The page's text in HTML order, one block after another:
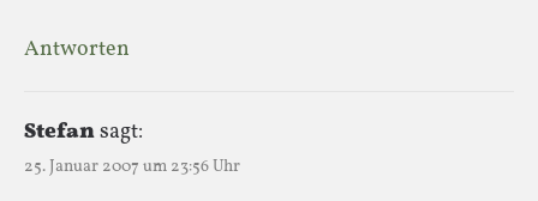
Antworten
Stefansagt:
25. Januar 2007 um 23:56 Uhr